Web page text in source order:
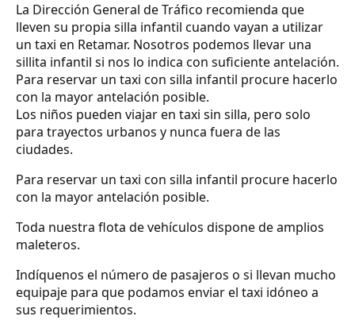
La Dirección General de Tráfico recomienda que
lleven su propia silla infantil cuando vayan a utilizar
un taxi en Retamar. Nosotros podemos llevar una
sillita infantil si nos lo indica con suficiente antelación.
Para reservar un taxi con silla infantil procure hacerlo
con la mayor antelación posible.
Los niños pueden viajar en taxi sin silla, pero solo
para trayectos urbanos y nunca fuera de las
ciudades.
Para reservar un taxi con silla infantil procure hacerlo
con la mayor antelación posible.
Toda nuestra flota de vehículos dispone de amplios
maleteros.
Indíquenos el número de pasajeros o si llevan mucho
equipaje para que podamos enviar el taxi idóneo a
sus requerimientos.